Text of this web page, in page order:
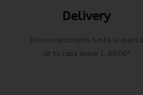
Delivery
Envíos nacionales hasta la puerta
de tu casa desde L. 80.00*